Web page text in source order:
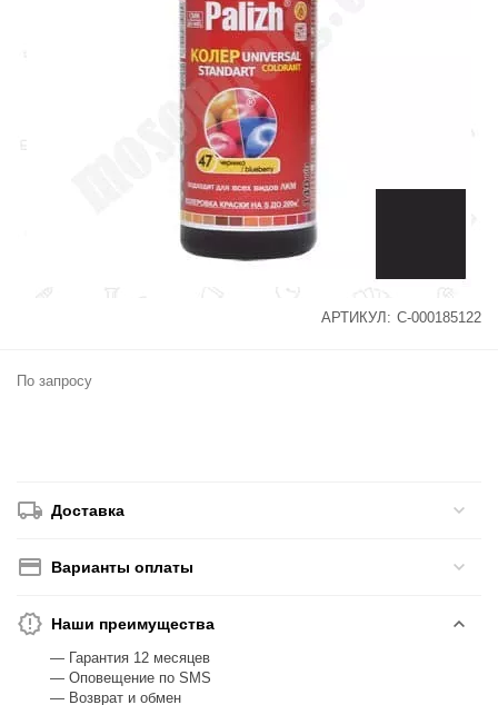
АРТИКУЛ: С-000185122
По запросу
Доставка
Варианты оплаты
Наши преимущества
— Гарантия 12 месяцев
— Оповещение по SMS
— Возврат и обмен